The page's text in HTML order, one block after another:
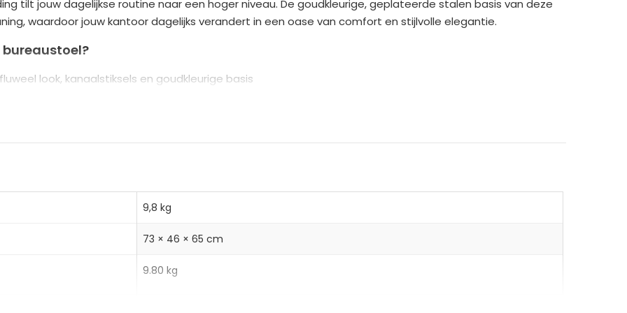
n
a
v
tilt jouw dagelijkse routine naar een hoger niveau. De goudkleurige, geplateerde stalen basis van deze
waardoor jouw kantoor dagelijks verandert in een oase van comfort en stijlvolle elegantie.
bureaustoel?
look, kanaalstiksels en goudkleurige basis
9,8 kg
73 × 46 × 65 cm
9.80 kg